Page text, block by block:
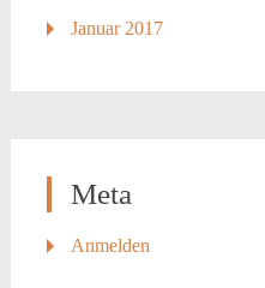
Januar 2017
Meta
Anmelden